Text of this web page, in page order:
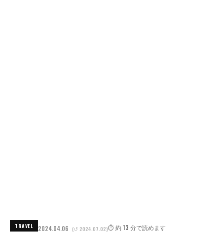
TRAVEL 2024.04.06 (↺ 2024.07.02)⏱️ 約 13 分で読めます